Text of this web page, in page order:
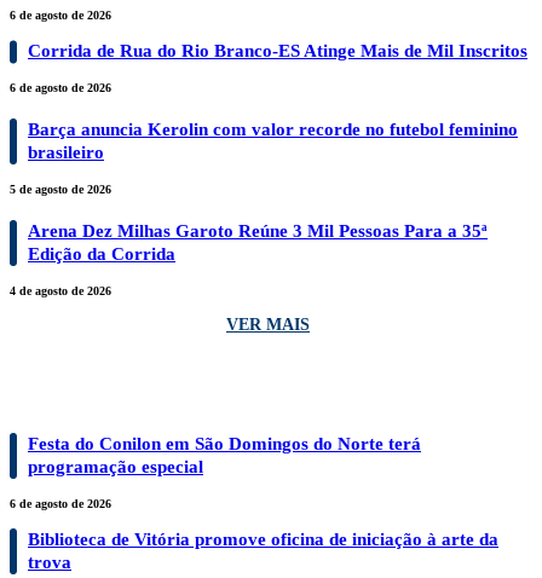
6 de agosto de 2026
Corrida de Rua do Rio Branco-ES Atinge Mais de Mil Inscritos
6 de agosto de 2026
Barça anuncia Kerolin com valor recorde no futebol feminino
brasileiro
5 de agosto de 2026
Arena Dez Milhas Garoto Reúne 3 Mil Pessoas Para a 35ª
Edição da Corrida
4 de agosto de 2026
VER MAIS
Festa do Conilon em São Domingos do Norte terá
programação especial
6 de agosto de 2026
Biblioteca de Vitória promove oficina de iniciação à arte da
trova